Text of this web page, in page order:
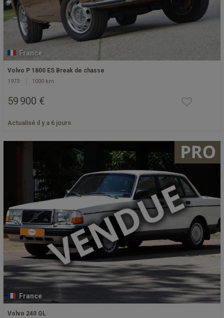
France
Volvo P 1800 ES Break de chasse
1973 1000 km
59 900 €
Actualisé il y a 6 jours
France
Volvo 240 GL